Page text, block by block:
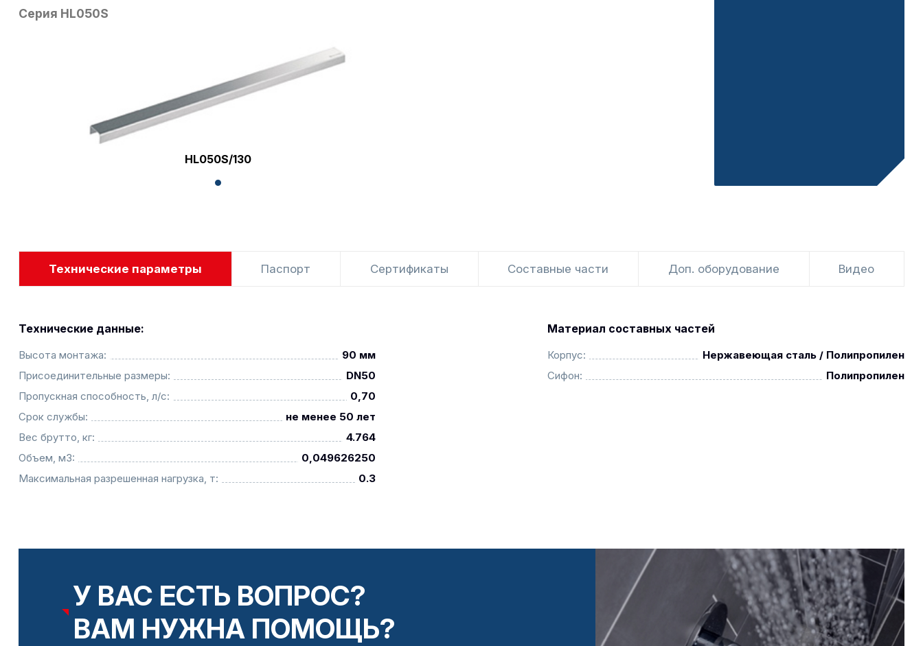
Серия HL050S
HL050S/130
Технические параметры Паспорт Сертификаты Составные части Доп. оборудование Видео
Технические данные:
Высота монтажа:
90 мм
Присоединительные размеры:
DN50
Пропускная способность, л/с:
0,70
Срок службы:
не менее 50 лет
Вес брутто, кг:
4.764
Объем, м3:
0,049626250
Максимальная разрешенная нагрузка, т:
0.3
Материал составных частей
Корпус:
Нержавеющая сталь / Полипропилен
Сифон:
Полипропилен
У ВАС ЕСТЬ ВОПРОС?
ВАМ НУЖНА ПОМОЩЬ?